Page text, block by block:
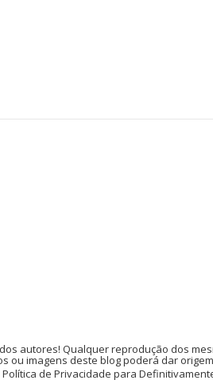
autores! Qualquer reprodução dos
ou imagens deste blog poderá dar
Política de Privacidade para